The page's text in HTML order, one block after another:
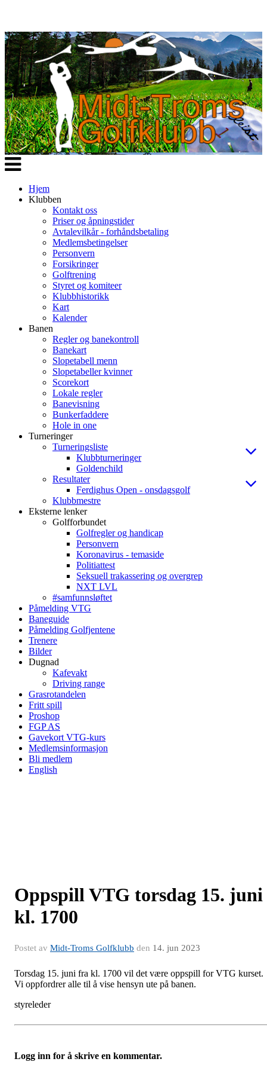
Veksle
navigasjon
Hjem
Klubben
Kontakt oss
Priser og åpningstider
Avtalevilkår - forhåndsbetaling
Medlemsbetingelser
Personvern
Forsikringer
Golftrening
Styret og komiteer
Klubbhistorikk
Kart
Kalender
Banen
Regler og banekontroll
Banekart
Slopetabell menn
Slopetabeller kvinner
Scorekort
Lokale regler
Banevisning
Bunkerfaddere
Hole in one
Turneringer
Turneringsliste
Klubbturneringer
Goldenchild
Resultater
Ferdighus Open - onsdagsgolf
Klubbmestre
Eksterne lenker
Golfforbundet
Golfregler og handicap
Personvern
Koronavirus - temaside
Politiattest
Seksuell trakassering og overgrep
NXT LVL
#samfunnsløftet
Påmelding VTG
Baneguide
Påmelding Golfjentene
Trenere
Bilder
Dugnad
Kafevakt
Driving range
Grasrotandelen
Fritt spill
Proshop
FGP AS
Gavekort VTG-kurs
Medlemsinformasjon
Bli medlem
English
Oppspill VTG torsdag 15. juni
kl. 1700
Postet av Midt-Troms Golfklubb den 14. jun 2023
Torsdag 15. juni fra kl. 1700 vil det være oppspill for VTG kurset.
Vi oppfordrer alle til å vise hensyn ute på banen.
styreleder
Logg inn for å skrive en kommentar.